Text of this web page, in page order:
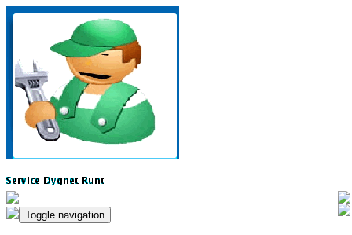
Toggle navigation